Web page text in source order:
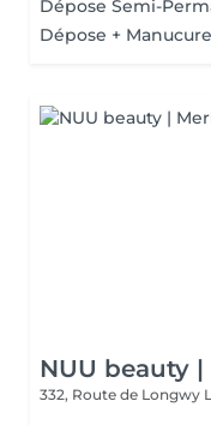
Dépose Semi-
Dépose +
NUU beauty |
332, Route de Longwy